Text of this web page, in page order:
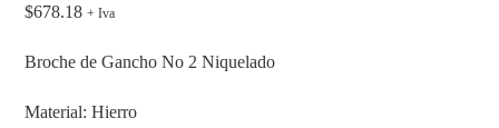
$678.18 + Iva
Broche de Gancho No 2 Niquelado
Material: Hierro